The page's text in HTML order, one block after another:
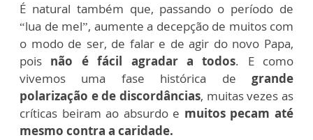
É natural também que, passando o período de
“lua de mel”, aumente a decepção de muitos com
o modo de ser, de falar e de agir do novo Papa,
pois não é fácil agradar a todos. E como
vivemos uma fase histórica de grande
polarização e de discordâncias, muitas vezes as
críticas beiram ao absurdo e muitos pecam até
mesmo contra a caridade.